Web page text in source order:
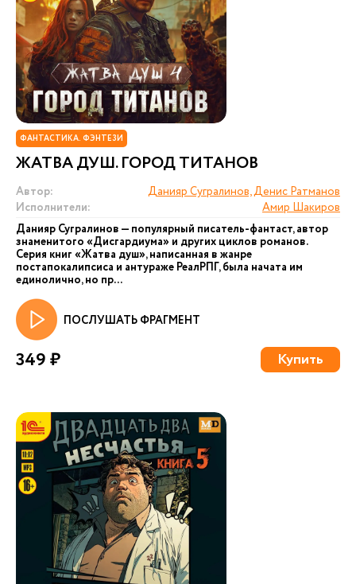
ФАНТАСТИКА. ФЭНТЕЗИ
ЖАТВА ДУШ. ГОРОД ТИТАНОВ
Автор:
Данияр Сугралинов, Денис Ратманов
Исполнители:
Амир Шакиров
Данияр Сугралинов — популярный писатель-фантаст, автор
знаменитого «Дисгардиума» и других циклов романов.
Серия книг «Жатва душ», написанная в жанре
постапокалипсиса и антураже РеалРПГ, была начата им
единолично, но пр...
ПОСЛУШАТЬ ФРАГМЕНТ
349 ₽ Купить